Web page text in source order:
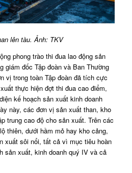
lên tàu. Ảnh: TKV
phong trào thi đua lao động sản
giám đốc Tập đoàn và Ban Thường
vị trong toàn Tập đoàn đã tích cực
thực hiện đợt thi đua cao điểm,
kế hoạch sản xuất kinh doanh
này, các đơn vị sản xuất than, kho
trung cao độ cho sản xuất. Trên các
thiên, dưới hầm mỏ hay kho cảng,
xuất sôi nổi, tất cả vì mục tiêu hoàn
sản xuất, kinh doanh quý IV và cả